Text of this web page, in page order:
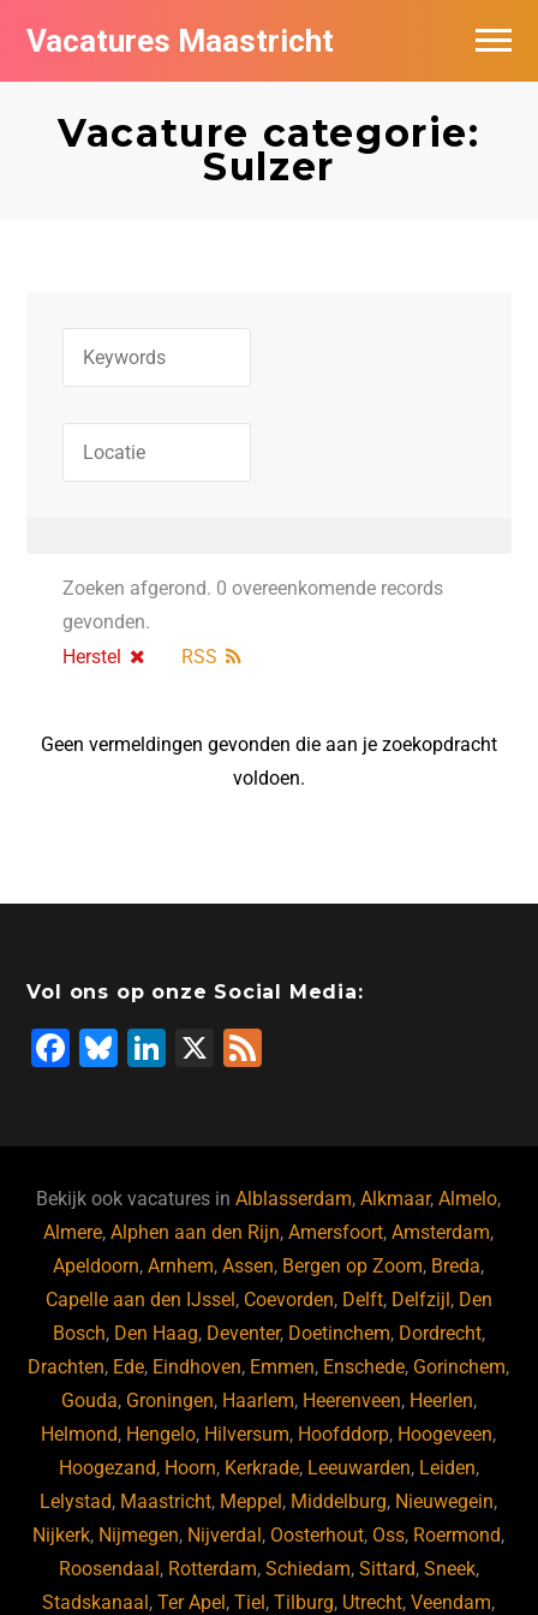
Vacatures Maastricht
Vacature categorie:
Sulzer
Zoeken afgerond. 0 overeenkomende records
gevonden.
Herstel
RSS
Geen vermeldingen gevonden die aan je zoekopdracht
voldoen.
Vol ons op onze Social Media:
F
b
o
o
k
Bl
ky
Li
dI
n
X
Bekijk ook vacatures inAlblasserdam,Alkmaar,Almelo,
Almere,Alphen aan den Rijn,Amersfoort,Amsterdam,
Apeldoorn,Arnhem,Assen, Bergen op Zoom, Breda,
Capelle aan den IJssel , Coevorden, Delft, Delfzijl , Den
Bosch, Den Haag, Deventer, Doetinchem, Dordrecht,
Drachten, Ede, Eindhoven, Emmen, Enschede, Gorinchem,
Gouda, Groningen, Haarlem, Heerenveen, Heerlen,
Helmond, Hengelo, Hilversum, Hoofddorp, Hoogeveen,
Hoogezand, Hoorn, Kerkrade, Leeuwarden, Leiden,
Lelystad, Maastricht, Meppel , Middelburg, Nieuwegein,
Nijkerk, Nijmegen, Nijverdal , Oosterhout, Oss, Roermond,
Roosendaal , Rotterdam, Schiedam, Sittard, Sneek,
Stadskanaal ,Ter Apel ,Tiel ,Tilburg, Utrecht,Veendam,
Vacatures per bedrijf in Maastricht
De populairste vacatures in Maastricht